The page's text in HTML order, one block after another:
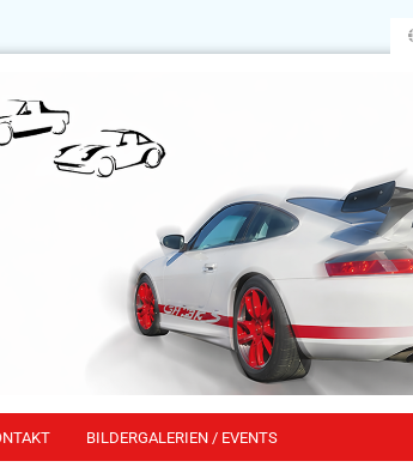
BILDERGALERIEN / EVENTS